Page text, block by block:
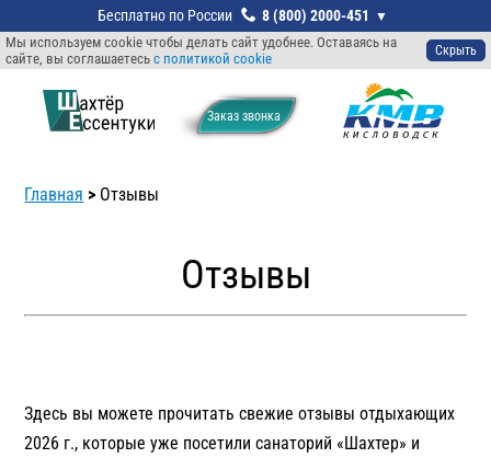
Мы используем cookie чтобы делать сайт удобнее. Оставаясь на
сайте, вы соглашаетесь с политикой cookie Скрыть
Заказ звонкa
8 (800) 2000-451
Главная > Отзывы
Отзывы
Здесь вы можете прочитать свежие отзывы отдыхающих
2026 г., которые уже посетили санаторий «Шахтер» и